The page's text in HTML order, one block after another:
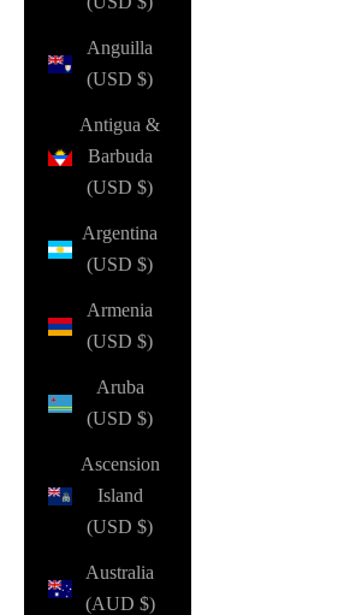
Anguilla
(USD $)
Antigua &
Barbuda
(USD $)
Argentina
(USD $)
Armenia
(USD $)
Aruba
(USD $)
Ascension
Island
(USD $)
Australia
(AUD $)